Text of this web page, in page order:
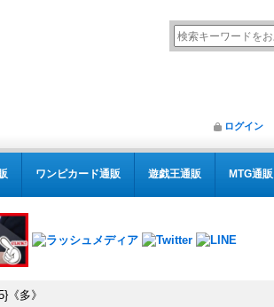
ログイン
ワンピカード通販 遊戯王通販 MTG通販
多》